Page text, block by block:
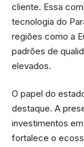
cliente. Essa
tecnologia do
regiões como a
padrões de
elevados.
O papel do
destaque. A
investimentos
fortalece o